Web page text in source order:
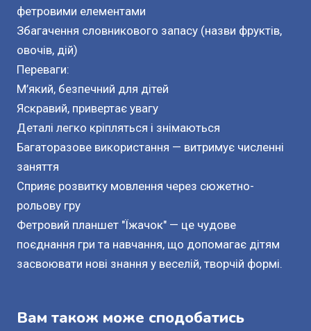
фетровими елементами
Збагачення словникового запасу (назви фруктів,
овочів, дій)
Переваги:
М’який, безпечний для дітей
Яскравий, привертає увагу
Деталі легко кріпляться і знімаються
Багаторазове використання — витримує численні
заняття
Сприяє розвитку мовлення через сюжетно-
рольову гру
Фетровий планшет "Їжачок" — це чудове
поєднання гри та навчання, що допомагає дітям
засвоювати нові знання у веселій, творчій формі.
Вам також може сподобатись